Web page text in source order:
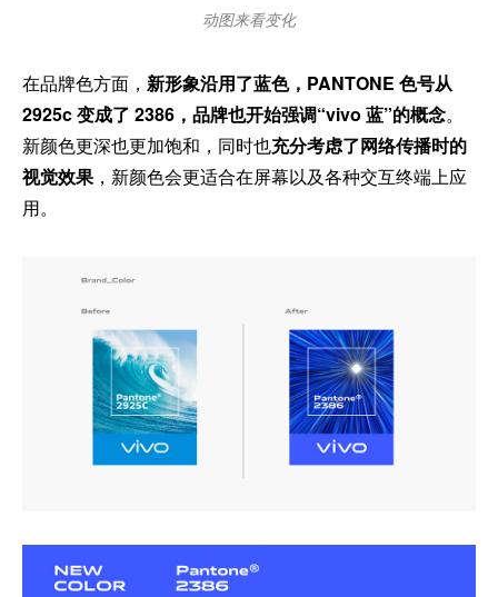
动图来看变化
在品牌色方面， 新形象沿用了蓝色，PANTONE 色号从
2925c 变成了 2386，品牌也开始强调“vivo 蓝”的概念。
新颜色更深也更加饱和，同时也充分考虑了网络传播时的
视觉效果，新颜色会更适合在屏幕以及各种交互终端上应
用。